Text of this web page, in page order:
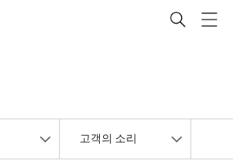
고객의 소리